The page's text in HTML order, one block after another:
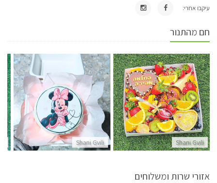
עיקבו אחרי:
חם מהתנור
Shani Gvili
Shani Gvili
אזורי שרות ומשלוחים